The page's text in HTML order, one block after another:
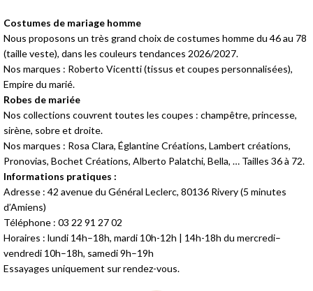
Costumes de mariage homme
Nous proposons un très grand choix de costumes homme du 46 au 78
(taille veste), dans les couleurs tendances 2026/2027.
Nos marques : Roberto Vicentti (tissus et coupes personnalisées),
Empire du marié.
Robes de mariée
Nos collections couvrent toutes les coupes : champêtre, princesse,
sirène, sobre et droite.
Nos marques : Rosa Clara, Églantine Créations, Lambert créations,
Pronovias, Bochet Créations, Alberto Palatchi, Bella, … Tailles 36 à 72.
Informations pratiques :
Adresse : 42 avenue du Général Leclerc, 80136 Rivery (5 minutes
d’Amiens)
Téléphone : 03 22 91 27 02
Horaires : lundi 14h–18h, mardi 10h-12h | 14h-18h du mercredi–
vendredi 10h–18h, samedi 9h–19h
Essayages uniquement sur rendez-vous.